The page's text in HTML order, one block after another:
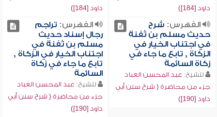
داود [184])
داود [184])
الفهرس: شرح
حديث مسلم بن ثفنة
في اجتناب الخيار في
الزكاة , تابع ما جاء في
زكاة السائمة
للشيخ: عبد المحسن العباد
جزء من محاضرة ( شرح سنن أبي
داود [190])
الفهرس: تراجم
رجال إسناد حديث
مسلم بن ثفنة في
اجتناب الخيار في الزكاة ,
تابع ما جاء في زكاة
السائمة
للشيخ: عبد المحسن العباد
جزء من محاضرة ( شرح سنن أبي
داود [190])